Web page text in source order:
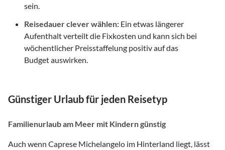
sein.
Reisedauer clever wählen: Ein etwas längerer
Aufenthalt verteilt die Fixkosten und kann sich bei
wöchentlicher Preisstaffelung positiv auf das
Budget auswirken.
Günstiger Urlaub für jeden Reisetyp
Familienurlaub am Meer mit Kindern günstig
Auch wenn Caprese Michelangelo im Hinterland liegt, lässt